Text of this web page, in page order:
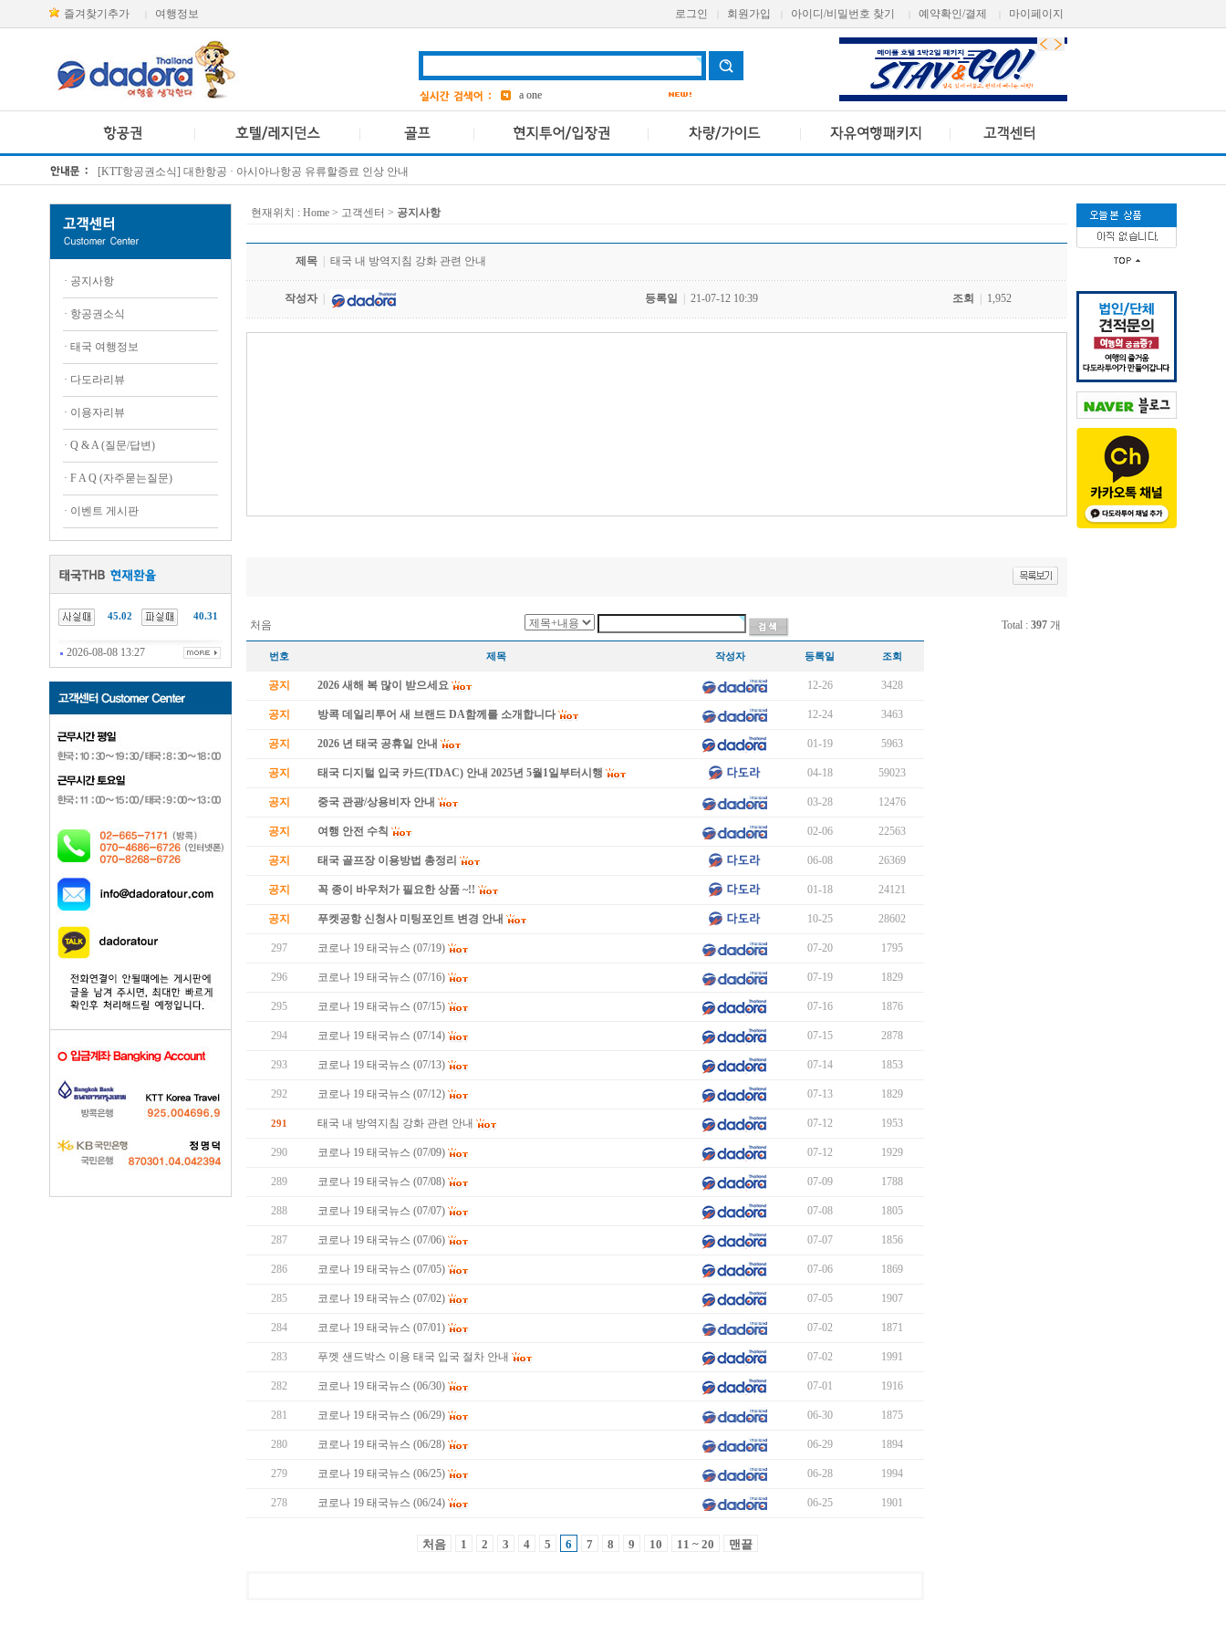
즐겨찾기추가 여행정보 로그인 회원가입 아이디/비밀번호 찾기 예약확인/결제
마이페이지
aetas
bangkok
7
Avani
a one
ASQ
pcr 4
[KTT항공권소식] 대한항공 · 아시아나항공 유류할증료 인상 안내
· 공지사항
· 항공권소식
· 태국 여행정보
· 다도라리뷰
· 이용자리뷰
· Q & A (질문/답변)
· F A Q (자주묻는질문)
· 이벤트 게시판
45.02 40.31
2026-08-08 13:27
현재위치 : Home > 고객센터 > 공지사항
제목 태국 내 방역지침 강화 관련 안내
작성자 등록일 21-07-12 10:39 조회 1,952
처음 Total : 397 개
번호 제목 작성자 등록일 조회
공지 2026 새해 복 많이 받으세요 12-26 3428
공지 방콕 데일리투어 새 브랜드 DA함께를 소개합니다 12-24 3463
공지 2026 년 태국 공휴일 안내 01-19 5963
공지 태국 디지털 입국 카드(TDAC) 안내 2025년 5월1일부터시행 04-18 59023
공지 중국 관광/상용비자 안내 03-28 12476
공지 여행 안전 수칙 02-06 22563
공지 태국 골프장 이용방법 총정리 06-08 26369
공지 꼭 종이 바우처가 필요한 상품 ~!! 01-18 24121
공지 푸켓공항 신청사 미팅포인트 변경 안내 10-25 28602
297 코로나 19 태국뉴스 (07/19) 07-20 1795
296 코로나 19 태국뉴스 (07/16) 07-19 1829
295 코로나 19 태국뉴스 (07/15) 07-16 1876
294 코로나 19 태국뉴스 (07/14) 07-15 2878
293 코로나 19 태국뉴스 (07/13) 07-14 1853
292 코로나 19 태국뉴스 (07/12) 07-13 1829
291 태국 내 방역지침 강화 관련 안내 07-12 1953
290 코로나 19 태국뉴스 (07/09) 07-12 1929
289 코로나 19 태국뉴스 (07/08) 07-09 1788
288 코로나 19 태국뉴스 (07/07) 07-08 1805
287 코로나 19 태국뉴스 (07/06) 07-07 1856
286 코로나 19 태국뉴스 (07/05) 07-06 1869
285 코로나 19 태국뉴스 (07/02) 07-05 1907
284 코로나 19 태국뉴스 (07/01) 07-02 1871
283 푸껫 샌드박스 이용 태국 입국 절차 안내 07-02 1991
282 코로나 19 태국뉴스 (06/30) 07-01 1916
281 코로나 19 태국뉴스 (06/29) 06-30 1875
280 코로나 19 태국뉴스 (06/28) 06-29 1894
279 코로나 19 태국뉴스 (06/25) 06-28 1994
278 코로나 19 태국뉴스 (06/24) 06-25 1901
처음 1 2 3 4 5 6 7 8 9 10 11 ~ 20 맨끝